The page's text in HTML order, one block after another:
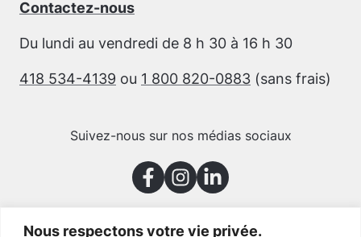
Nous respectons votre vie privée.
Contactez-nous
Du lundi au vendredi de 8 h 30 à 16 h 30
418 534-4139 ou 1 800 820-0883 (sans frais)
Suivez-nous sur nos médias sociaux